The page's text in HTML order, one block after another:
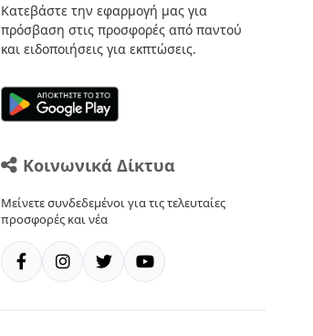
Κατεβάστε την εφαρμογή μας για
πρόσβαση στις προσφορές από παντού
και ειδοποιήσεις για εκπτώσεις.
Κοινωνικά Δίκτυα
Μείνετε συνδεδεμένοι για τις τελευταίες
προσφορές και νέα